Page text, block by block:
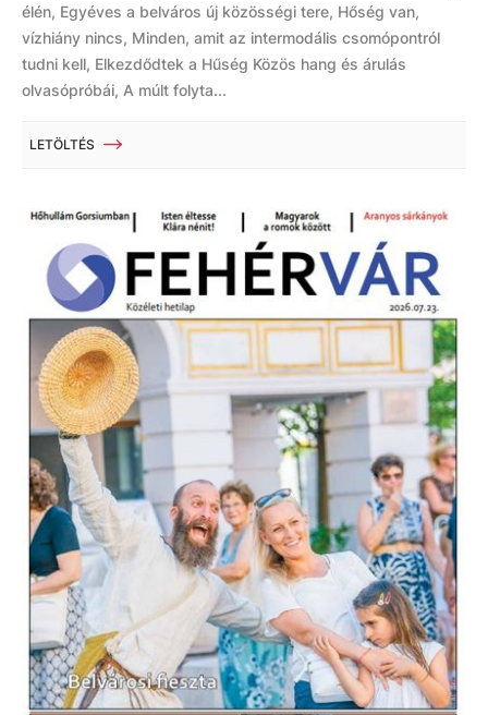
élén, Egyéves a belváros új közösségi tere, Hőség van,
vízhiány nincs, Minden, amit az intermodális csomópontról
tudni kell, Elkezdődtek a Hűség Közös hang és árulás
olvasópróbái, A múlt folyta...
LETÖLTÉS